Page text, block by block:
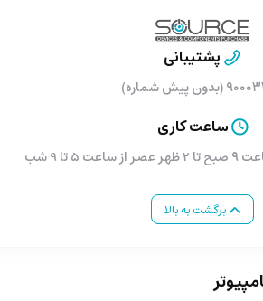
پشتیبانی
پیش شماره)
ساعت کاری
تا 9 شب
برگشت به بالا